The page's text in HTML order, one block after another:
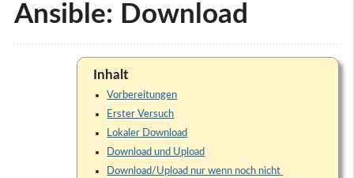
Ansible: Download
Inhalt
Vorbereitungen
Erster Versuch
Lokaler Download
Download und Upload
Download/Upload nur wenn noch nicht